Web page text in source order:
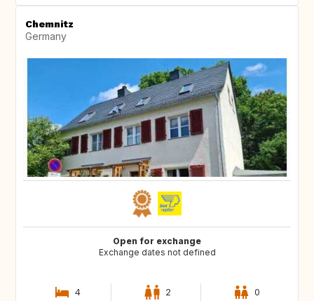
Chemnitz
Germany
Open for exchange
Exchange dates not defined
4 2 0